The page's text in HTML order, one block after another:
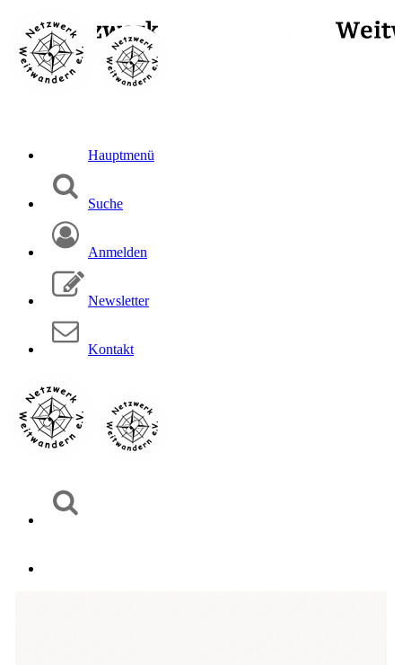
Hauptmenü
Suche
Anmelden
Newsletter
Kontakt